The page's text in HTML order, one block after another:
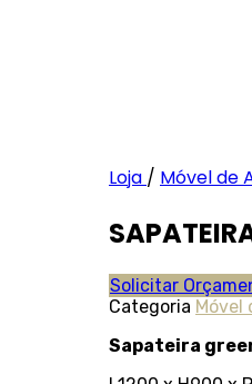
Loja / Móvel de
Solicitar
Categoria Móvel
Sapateira